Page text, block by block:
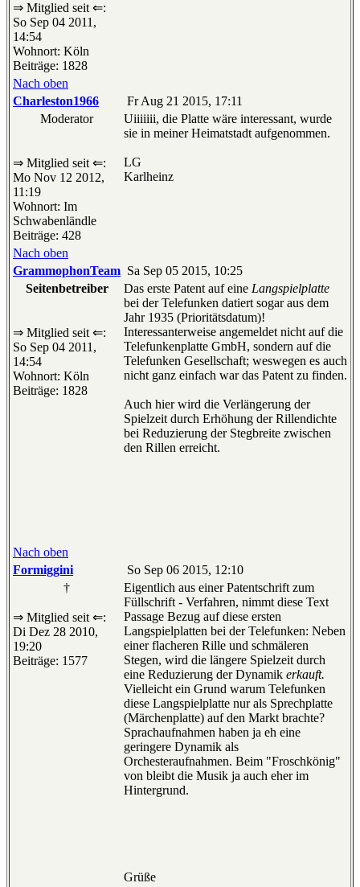
⇒ Mitglied seit ⇐:
So Sep 04 2011,
14:54
Wohnort: Köln
Beiträge: 1828
Nach oben
Charleston1966
Fr Aug 21 2015, 17:11
Moderator
⇒ Mitglied seit ⇐:
Mo Nov 12 2012,
11:19
Wohnort: Im
Schwabenländle
Beiträge: 428
Uiiiiiii, die Platte wäre interessant, wurde
sie in meiner Heimatstadt aufgenommen.
LG
Karlheinz
Nach oben
GrammophonTeam Sa Sep 05 2015, 10:25
Seitenbetreiber
⇒ Mitglied seit ⇐:
So Sep 04 2011,
14:54
Wohnort: Köln
Beiträge: 1828
Das erste Patent auf eine Langspielplatte
bei der Telefunken datiert sogar aus dem
Jahr 1935 (Prioritätsdatum)!
Interessanterweise angemeldet nicht auf die
Telefunkenplatte GmbH, sondern auf die
Telefunken Gesellschaft; weswegen es auch
nicht ganz einfach war das Patent zu finden.
Auch hier wird die Verlängerung der
Spielzeit durch Erhöhung der Rillendichte
bei Reduzierung der Stegbreite zwischen
den Rillen erreicht.
Nach oben
Formiggini
So Sep 06 2015, 12:10
†
⇒ Mitglied seit ⇐:
Di Dez 28 2010,
19:20
Beiträge: 1577
Eigentlich aus einer Patentschrift zum
Füllschrift - Verfahren, nimmt diese Text
Passage Bezug auf diese ersten
Langspielplatten bei der Telefunken: Neben
einer flacheren Rille und schmäleren
Stegen, wird die längere Spielzeit durch
eine Reduzierung der Dynamik erkauft.
Vielleicht ein Grund warum Telefunken
diese Langspielplatte nur als Sprechplatte
(Märchenplatte) auf den Markt brachte?
Sprachaufnahmen haben ja eh eine
geringere Dynamik als
Orchesteraufnahmen. Beim "Froschkönig"
von bleibt die Musik ja auch eher im
Hintergrund.
Grüße